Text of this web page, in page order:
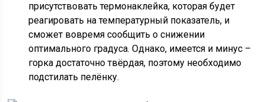
присутствовать термонаклейка, которая будет
реагировать на температурный показатель, и
сможет вовремя сообщить о снижении
оптимального градуса. Однако, имеется и минус –
горка достаточно твёрдая, поэтому необходимо
подстилать пелёнку.